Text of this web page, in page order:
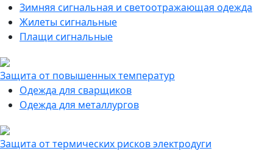
Зимняя сигнальная и светоотражающая одежда
Жилеты сигнальные
Плащи сигнальные
Защита от повышенных температур
Одежда для сварщиков
Одежда для металлургов
Защита от термических рисков электродуги